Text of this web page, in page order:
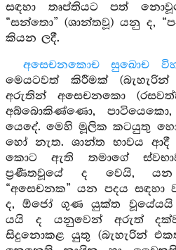
සඳහා තෘප්තියට පත්
“සන්තො” (ශාන්තවූ) යනු ද,
කියන ලදී.
අසෙචනකොච සුඛොච
මෙයටවත් කිරීමක්
අරුතින් අසෙචනකො
අබ්බොකිණ්ණො,
යෙදේ. මෙහි මූලික කටයුතු
හෝ නැත. ශාන්ත භාවය
කොට ඇති තමාගේ
ප්‍රණීතවූයේ ද වෙයි,
“අසෙචනක” යන පදය
ද, ඕජෝ ගුණ යුක්ත වූයේයයි
යයි ද යනුවෙන් අරුත්
සිදුනොකළ යුතු (බැහැරින්